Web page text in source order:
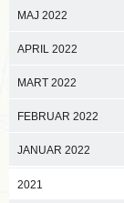
MAJ 2022
APRIL 2022
MART 2022
FEBRUAR 2022
JANUAR 2022
2021